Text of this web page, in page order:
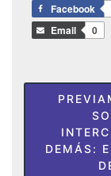
Facebook
Email
0
Navegación
entradas
DEMÁS: